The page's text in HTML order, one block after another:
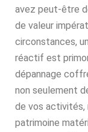
avez peut-être
de valeur
circonstances,
réactif est
dépannage
non seulement
de vos activités,
patrimoine